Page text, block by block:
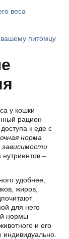
веса
питомцу
у кошки
рацион
к еде с
норма
зависимости
–
удобнее,
жиров,
для него
нормы
и его
индивидуально.